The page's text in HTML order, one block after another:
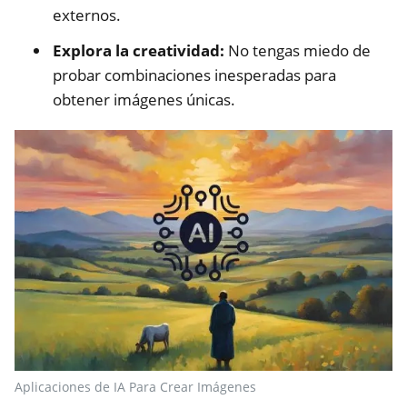
externos.
Explora la creatividad: No tengas miedo de
probar combinaciones inesperadas para
obtener imágenes únicas.
Aplicaciones de IA Para Crear Imágenes